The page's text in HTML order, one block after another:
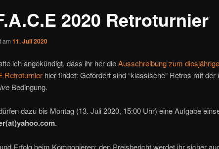
2020 Retroturnier
am 11. Juli 2020
ich angekündigt, dass ihr her dieAusschreibung zum
Retroturnierhier findet: Gefordert sind “klassische” Retros mit der
Bedingung.
dazu bis Montag (13. Juli 2020, 15:00 Uhr) eine Aufgabe
.
Erfolg beim Komponieren; den Preisbericht werdet ihr sicher